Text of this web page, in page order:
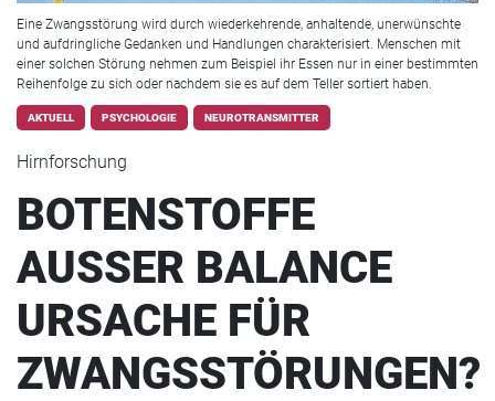
Eine Zwangsstörung wird durch wiederkehrende, anhaltende, unerwünschte
und aufdringliche Gedanken und Handlungen charakterisiert. Menschen mit
einer solchen Störung nehmen zum Beispiel ihr Essen nur in einer bestimmten
Reihenfolge zu sich oder nachdem sie es auf dem Teller sortiert haben.
AKTUELL PSYCHOLOGIE NEUROTRANSMITTER
Hirnforschung
BOTENSTOFFE
AUSSER BALANCE
URSACHE FÜR
ZWANGSSTÖRUNGEN?